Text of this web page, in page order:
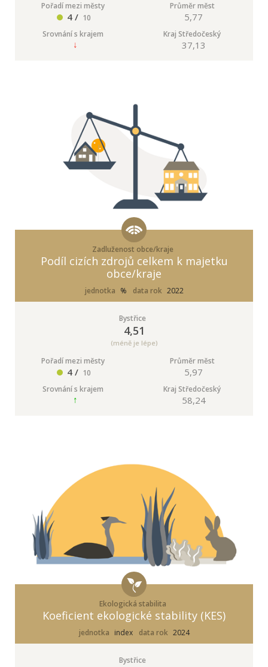
Pořadí mezi městy
4 / 10
Průměr měst
5,77
Srovnání s krajem Kraj Středočeský
37,13
Zadluženost obce/kraje
Podíl cizích zdrojů celkem k majetku
obce/kraje
jednotka % data rok 2022
Bystřice
4,51
(méně je lépe)
Pořadí mezi městy
4 / 10
Průměr měst
5,97
Srovnání s krajem Kraj Středočeský
58,24
Ekologická stabilita
Koeficient ekologické stability (KES)
jednotka index data rok 2024
Bystřice